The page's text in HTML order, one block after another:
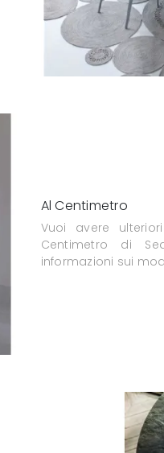
Al Centimetro
Vuoi avere
Centimetro di
informazioni sui